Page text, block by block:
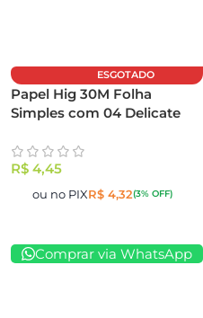
ESGOTADO
Papel Hig 30M Folha
Simples com 04 Delicate
R$ 4,45
ou no PIXR$ 4,32(3% OFF)
Comprar via WhatsApp